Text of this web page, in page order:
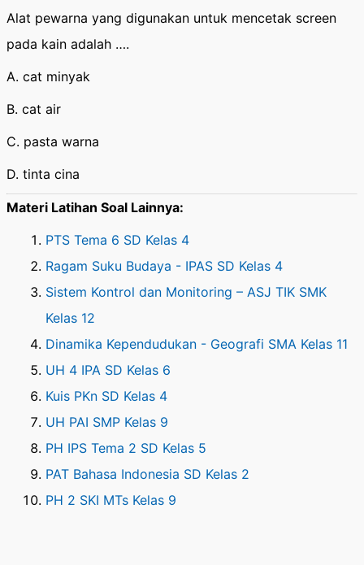
Alat pewarna yang digunakan untuk mencetak screen
pada kain adalah ….
A. cat minyak
B. cat air
C. pasta warna
D. tinta cina
Materi Latihan Soal Lainnya:
PTS Tema 6 SD Kelas 4
Ragam Suku Budaya - IPAS SD Kelas 4
Sistem Kontrol dan Monitoring – ASJ TIK SMK
Kelas 12
Dinamika Kependudukan - Geografi SMA Kelas 11
UH 4 IPA SD Kelas 6
Kuis PKn SD Kelas 4
UH PAI SMP Kelas 9
PH IPS Tema 2 SD Kelas 5
PAT Bahasa Indonesia SD Kelas 2
PH 2 SKI MTs Kelas 9